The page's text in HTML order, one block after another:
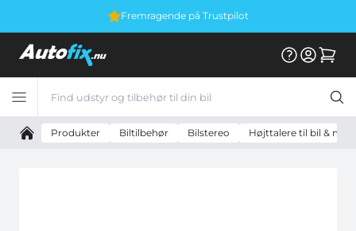
Fremragende på Trustpilot
Produkter Biltilbehør Bilstereo Højttalere til bil &